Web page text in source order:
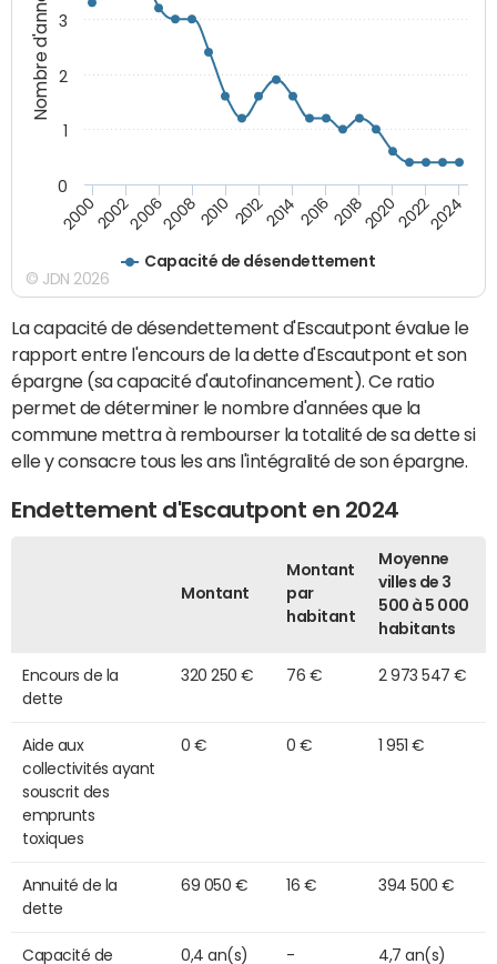
Nombre d'années
Capacité de désendettement
20002002200620082010 2012201420162018202020222024
0
1
2
3
© JDN 2026
La capacité de désendettement d'Escautpont évalue le
rapport entre l'encours de la dette d'Escautpont et son
épargne (sa capacité d'autofinancement). Ce ratio
permet de déterminer le nombre d'années que la
commune mettra à rembourser la totalité de sa dette si
elle y consacre tous les ans l'intégralité de son épargne.
Endettement d'Escautpont en 2024
Montant
Montant
par
habitant
Moyenne
villes de 3
500 à 5 000
habitants
Encours de la
dette
320 250 € 76 € 2 973 547 €
Aide aux
collectivités ayant
souscrit des
emprunts
toxiques
0 € 0 € 1 951 €
Annuité de la
dette
69 050 € 16 € 394 500 €
Capacité de
0,4 an(s) - 4,7 an(s)